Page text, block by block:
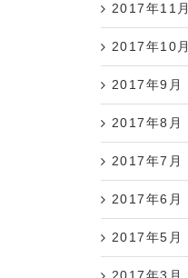
2017年11月
2017年10月
2017年9月
2017年8月
2017年7月
2017年6月
2017年5月